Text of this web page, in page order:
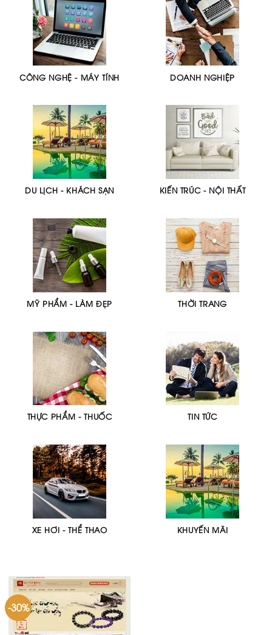
CÔNG NGHỆ - MÁY TÍNH DOANH NGHIỆP
DU LỊCH - KHÁCH SẠN KIẾN TRÚC - NỘI THẤT
MỸ PHẨM - LÀM ĐẸP THỜI TRANG
THỰC PHẨM - THUỐC TIN TỨC
XE HƠI - THỂ THAO KHUYẾN MÃI
-30%